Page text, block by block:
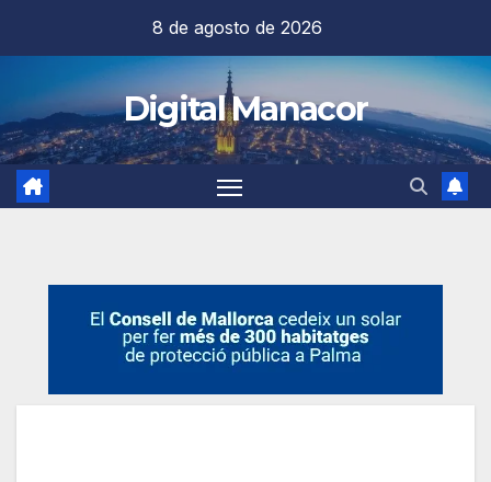
contenido
8 de agosto de 2026
Digital Manacor